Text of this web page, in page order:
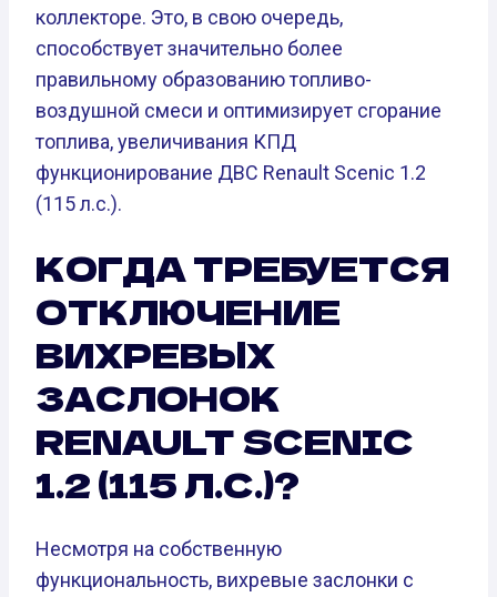
коллекторе. Это, в свою очередь,
способствует значительно более
правильному образованию топливо-
воздушной смеси и оптимизирует сгорание
топлива, увеличивания КПД
функционирование ДВС Renault Scenic 1.2
(115 л.с.).
КОГДА ТРЕБУЕТСЯ
ОТКЛЮЧЕНИЕ
ВИХРЕВЫХ
ЗАСЛОНОК
RENAULT SCENIC
1.2 (115 Л.С.)?
Несмотря на собственную
функциональность, вихревые заслонки с